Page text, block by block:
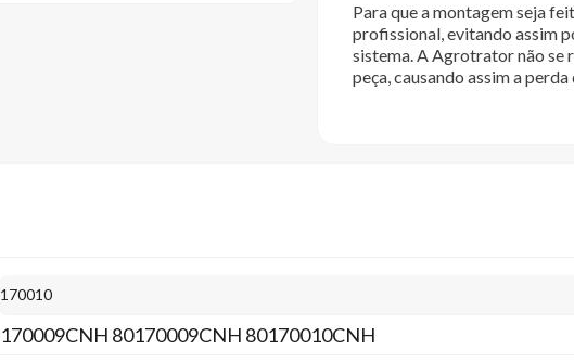
Para que a montagem seja
profissional, evitando assim
sistema. A Agrotrator não se
peça, causando assim a
170010
170009CNH 80170009CNH 80170010CNH